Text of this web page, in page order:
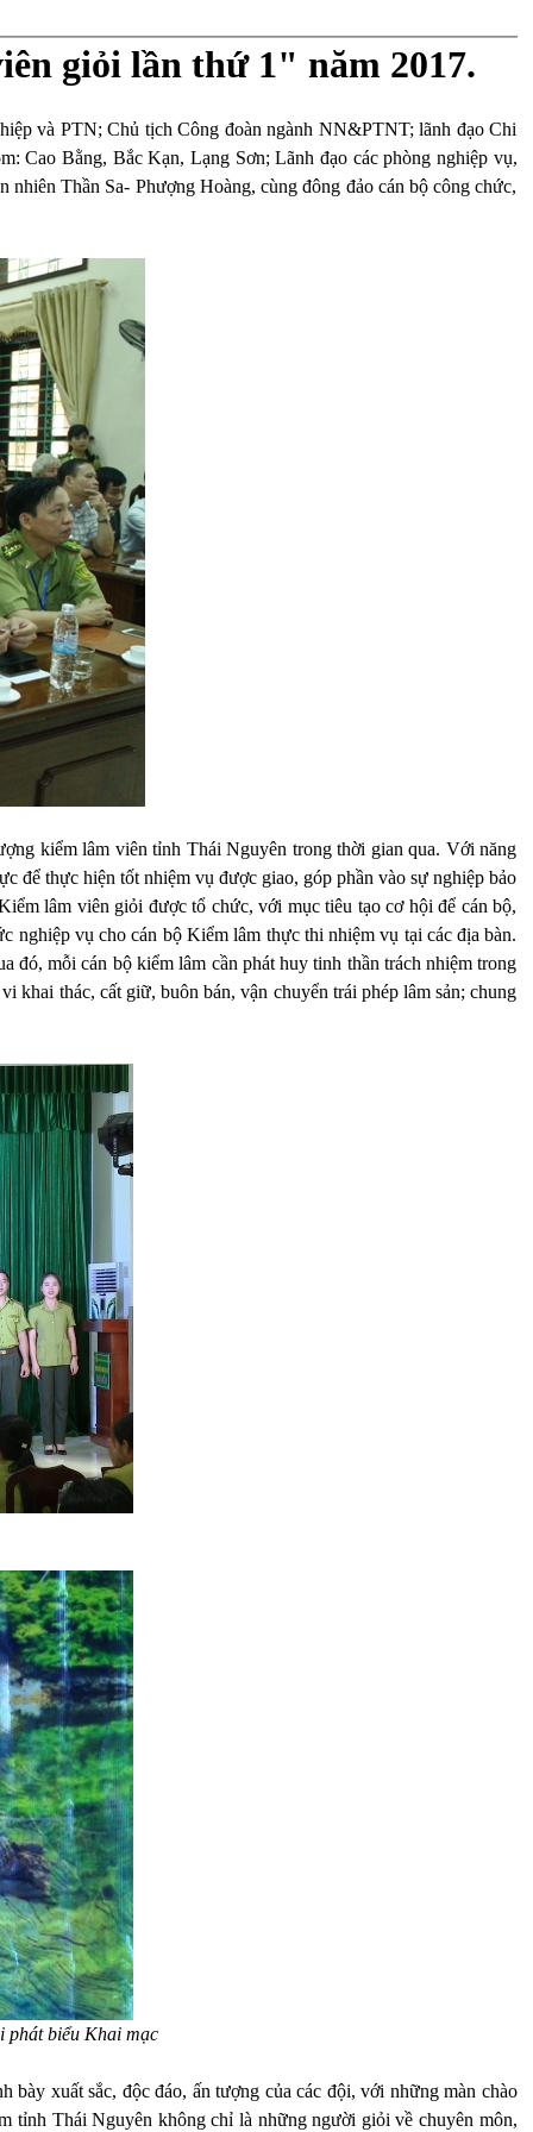
giỏi lần thứ 1" năm 2017.
và PTN; Chủ tịch Công đoàn ngành NN&PTNT; lãnh đạo Chi
Cao Bằng, Bắc Kạn, Lạng Sơn; Lãnh đạo các phòng nghiệp vụ,
Thần Sa- Phượng Hoàng, cùng đông đảo cán bộ công chức,
kiểm lâm viên tỉnh Thái Nguyên trong thời gian qua. Với năng
để thực hiện tốt nhiệm vụ được giao, góp phần vào sự nghiệp bảo
lâm viên giỏi được tổ chức, với mục tiêu tạo cơ hội để cán bộ,
nghiệp vụ cho cán bộ Kiểm lâm thực thi nhiệm vụ tại các địa bàn.
đó, mỗi cán bộ kiểm lâm cần phát huy tinh thần trách nhiệm trong
khai thác, cất giữ, buôn bán, vận chuyển trái phép lâm sản; chung
phát biểu Khai mạc
xuất sắc, độc đáo, ấn tượng của các đội, với những màn chào
tỉnh Thái Nguyên không chỉ là những người giỏi về chuyên môn,